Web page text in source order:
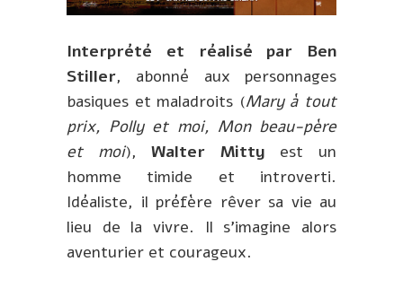
Interprété et réalisé par Ben
Stiller, abonné aux personnages
basiques et maladroits (Mary à tout
prix, Polly et moi, Mon beau-père
et moi),Walter Mitty est un
homme timide et introverti.
Idéaliste, il préfère rêver sa vie au
lieu de la vivre. Il s’imagine alors
aventurier et courageux.